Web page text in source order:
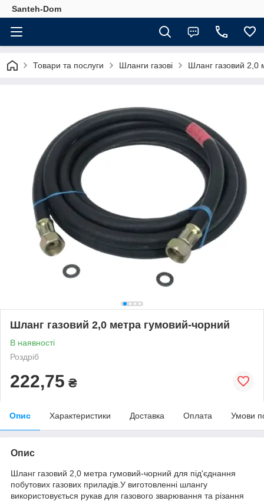
Santeh-Dom
Товари та послуги Шланги газові Шланг газовий 2,0
Шланг газовий 2,0 метра гумовий-чорний
В наявності
Роздріб
222,75 ₴
Опис Характеристики Доставка Оплата Умови
Опис
Шланг газовий 2,0 метра гумовий-чорний для під'єднання
побутових газових приладів. У виготовленні шлангу
використовується рукав для газового зварювання та різання